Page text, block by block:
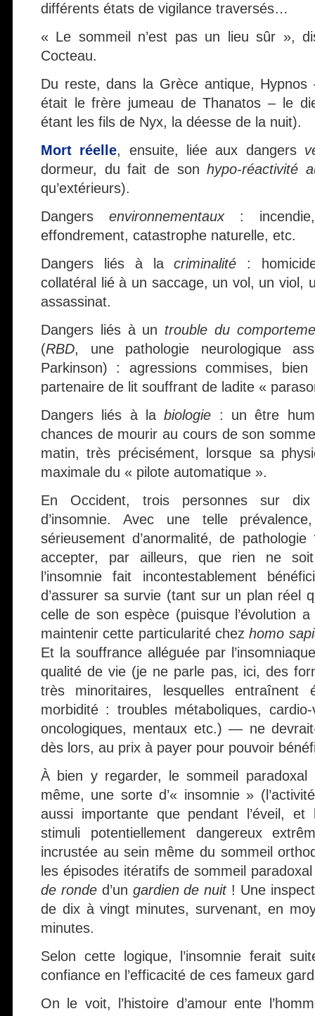
différents états de vigilance traversés…
« Le sommeil n’est pas un lieu sûr »,
Cocteau.
Du reste, dans la Grèce antique,
était le frère jumeau de Thanatos – le
étant les fils de Nyx, la déesse de la nuit).
Mort réelle, ensuite, liée aux dangers
dormeur, du fait de sonhypo-réactivité
qu’extérieurs).
Dangers environnementaux: incendie,
effondrement, catastrophe naturelle, etc.
Dangers liés à lacriminalité :
collatéral lié à un saccage, un vol, un viol,
assassinat.
Dangers liés à un trouble du
(RBD, une pathologie neurologique
Parkinson) : agressions commises,
partenaire de lit souffrant de ladite «
Dangers liés à labiologie : un être
chances de mourir au cours de son
matin, très précisément, lorsque sa
maximale du « pilote automatique ».
En Occident, trois personnes sur
d’insomnie. Avec une telle
sérieusement d’anormalité, de
accepter, par ailleurs, que rien ne
l’insomnie fait incontestablement
d’assurer sa survie (tant sur un plan réel
celle de son espèce (puisque l’évolution
maintenir cette particularité chezhomo
Et la souffrance alléguée par
qualité de vie (je ne parle pas, ici, des
très minoritaires, lesquelles entraînent
morbidité : troubles métaboliques,
oncologiques, mentaux etc.) — ne
dès lors, au prix à payer pour pouvoir
À bien y regarder, le sommeil paradoxal
même, une sorte d’« insomnie »
aussi importante que pendant l’éveil, et
stimuli potentiellement dangereux
incrustée au sein même du sommeil
les épisodes itératifs de sommeil
de ronded’un gardien de nuit! Une
de dix à vingt minutes, survenant, en
minutes.
Selon cette logique, l’insomnie ferait
confiance en l’efficacité de ces fameux
On le voit, l’histoire d’amour ente